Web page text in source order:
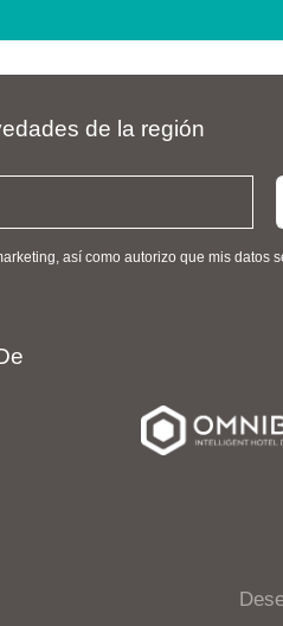
de la región
así como autorizo ​​que mis datos